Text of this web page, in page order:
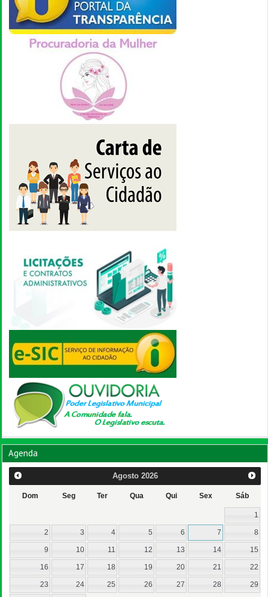
Agenda
Agosto 2026
Dom Seg Ter Qua Qui Sex Sáb
1
2 3 4 5 6 7 8
9 10 11 12 13 14 15
16 17 18 19 20 21 22
23 24 25 26 27 28 29